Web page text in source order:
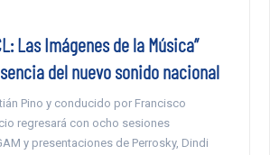
Las Imágenes de la Música”
del nuevo sonido nacional
Pino y conducido por Francisco
regresará con ocho sesiones
y presentaciones de Perrosky, Dindi